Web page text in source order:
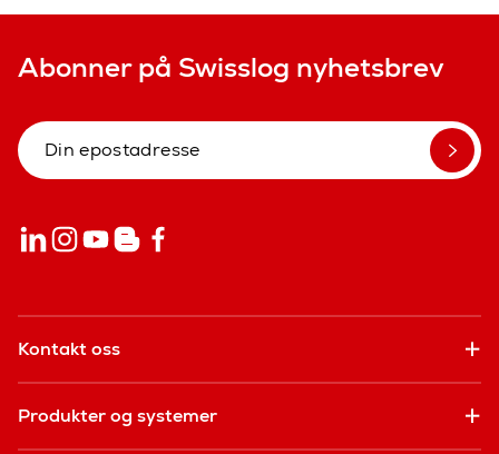
Abonner på Swisslog nyhetsbrev
Kontakt oss
Produkter og systemer